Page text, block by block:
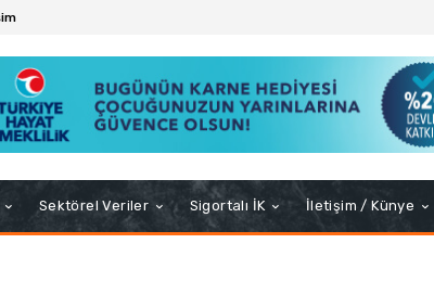
Sektörel Veriler Sigortalı İK İletişim / Künye